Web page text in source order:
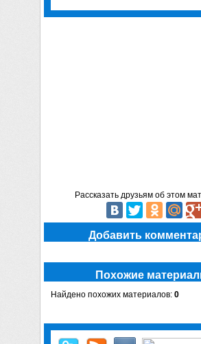
Рассказать друзьям об этом
Добавить
Похожие
Найдено похожих материалов: 0